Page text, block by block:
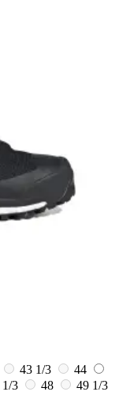
43 1/3
44
1/3 48
49 1/3